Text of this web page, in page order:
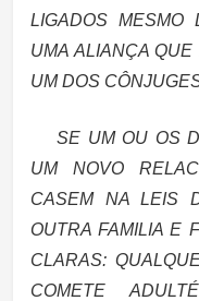
LIGADOS MESMO
UMA ALIANÇA
UM DOS
SE UM OU OS
UM NOVO
CASEM NA LEIS
OUTRA FAMILIA E
CLARAS:
COMETE